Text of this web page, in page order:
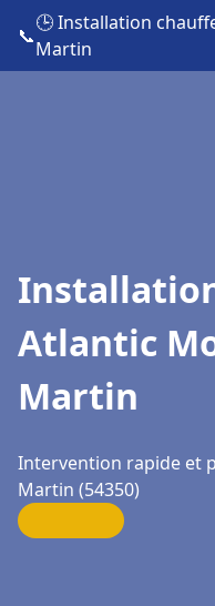
📞
🕒 Installation
Martin
Atlantic
Martin
Intervention rapide et
Martin (54350)